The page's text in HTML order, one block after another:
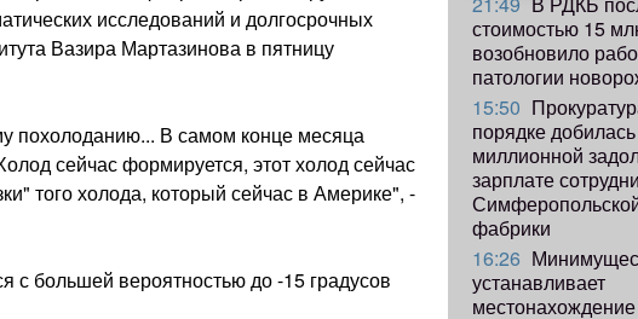
исследований и долгосрочных
Вазира Мартазинова в пятницу
похолоданию... В самом конце месяца
сейчас формируется, этот холод сейчас
того холода, который сейчас в Америке", -
с большей вероятностью до -15 градусов
стоимостью 15
возобновило
патологии
15:50
порядке
миллионной
зарплате
фабрики
16:26
устанавливает
местонахождение